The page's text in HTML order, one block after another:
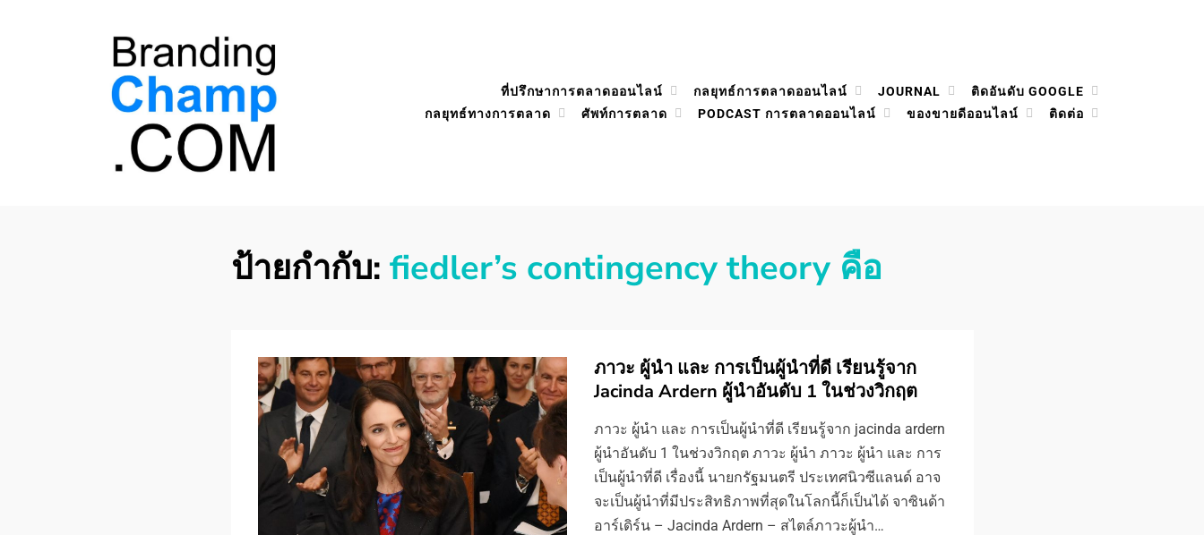
ที่ปรึกษาการตลาดออนไลน์ กลยุทธ์การตลาดออนไลน์ JOURNAL
ติดอันดับ GOOGLE
กลยุทธ์ทางการตลาด
ศัพท์การตลาด PODCAST การตลาดออนไลน์ ของขายดีออนไลน์ ติดต่อ
ป้ายกำกับ: fiedler’s contingency theory คือ
ภาวะ ผู้นำ และ การเป็นผู้นำที่ดี เรียนรู้จาก
Jacinda Ardern ผู้นำอันดับ 1 ในช่วงวิกฤต
ภาวะ ผู้นำ และ การเป็นผู้นำที่ดี เรียนรู้จาก jacinda ardern
ผู้นำอันดับ 1 ในช่วงวิกฤต ภาวะ ผู้นำ ภาวะ ผู้นำ และ การ
เป็นผู้นำที่ดี เรื่องนี้ นายกรัฐมนตรี ประเทศนิวซีแลนด์ อาจ
จะเป็นผู้นำที่มีประสิทธิภาพที่สุดในโลกนี้ก็เป็นได้ จาซินด้า
อาร์เดิร์น – Jacinda Ardern – สไตล์ภาวะผู้นำ…